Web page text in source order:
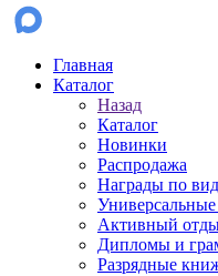
Главная
Каталог
Назад
Каталог
Новинки
Распродажа
Награды по
Активный
Дипломы и
Разрядные